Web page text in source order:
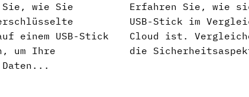
Sie, wie Sie
einem USB-Stick
um Ihre
Erfahren Sie, wie
USB-Stick im
Cloud ist.
die